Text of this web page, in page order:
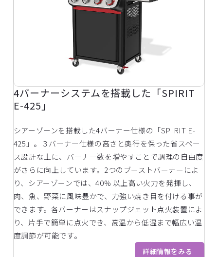
4バーナーシステムを搭載した「SPIRIT
E-425」
シアーゾーンを搭載した4バーナー仕様の「SPIRIT E-
425」。３バーナー仕様の高さと奥行を保った省スペー
ス設計な上に、バーナー数を増やすことで調理の自由度
がさらに向上しています。2つのブーストバーナーによ
り、シアーゾーンでは、40% 以上高い火力を発揮し、
肉、魚、野菜に風味豊かで、力強い焼き目を付ける事が
できます。各バーナーはスナップジェット点火装置によ
り、片手で簡単に点火でき、高温から低温まで幅広い温
度調節が可能です。
詳細情報をみる